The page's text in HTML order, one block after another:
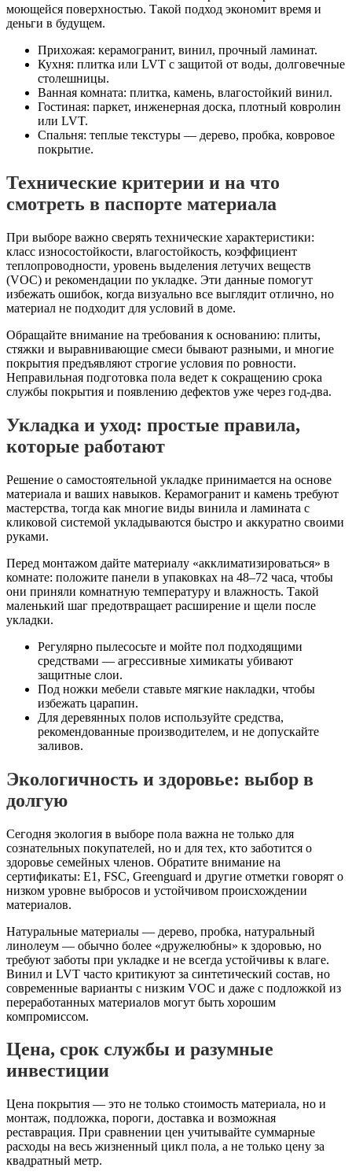
моющейся поверхностью. Такой подход экономит время и
деньги в будущем.
Прихожая: керамогранит, винил, прочный ламинат.
Кухня: плитка или LVT с защитой от воды, долговечные
столешницы.
Ванная комната: плитка, камень, влагостойкий винил.
Гостиная: паркет, инженерная доска, плотный ковролин
или LVT.
Спальня: теплые текстуры — дерево, пробка, ковровое
покрытие.
Технические критерии и на что
смотреть в паспорте материала
При выборе важно сверять технические характеристики:
класс износостойкости, влагостойкость, коэффициент
теплопроводности, уровень выделения летучих веществ
(VOC) и рекомендации по укладке. Эти данные помогут
избежать ошибок, когда визуально все выглядит отлично, но
материал не подходит для условий в доме.
Обращайте внимание на требования к основанию: плиты,
стяжки и выравнивающие смеси бывают разными, и многие
покрытия предъявляют строгие условия по ровности.
Неправильная подготовка пола ведет к сокращению срока
службы покрытия и появлению дефектов уже через год-два.
Укладка и уход: простые правила,
которые работают
Решение о самостоятельной укладке принимается на основе
материала и ваших навыков. Керамогранит и камень требуют
мастерства, тогда как многие виды винила и ламината с
кликовой системой укладываются быстро и аккуратно своими
руками.
Перед монтажом дайте материалу «акклиматизироваться» в
комнате: положите панели в упаковках на 48–72 часа, чтобы
они приняли комнатную температуру и влажность. Такой
маленький шаг предотвращает расширение и щели после
укладки.
Регулярно пылесосьте и мойте пол подходящими
средствами — агрессивные химикаты убивают
защитные слои.
Под ножки мебели ставьте мягкие накладки, чтобы
избежать царапин.
Для деревянных полов используйте средства,
рекомендованные производителем, и не допускайте
заливов.
Экологичность и здоровье: выбор в
долгую
Сегодня экология в выборе пола важна не только для
сознательных покупателей, но и для тех, кто заботится о
здоровье семейных членов. Обратите внимание на
сертификаты: E1, FSC, Greenguard и другие отметки говорят о
низком уровне выбросов и устойчивом происхождении
материалов.
Натуральные материалы — дерево, пробка, натуральный
линолеум — обычно более «дружелюбны» к здоровью, но
требуют заботы при укладке и не всегда устойчивы к влаге.
Винил и LVT часто критикуют за синтетический состав, но
современные варианты с низким VOC и даже с подложкой из
переработанных материалов могут быть хорошим
компромиссом.
Цена, срок службы и разумные
инвестиции
Цена покрытия — это не только стоимость материала, но и
монтаж, подложка, пороги, доставка и возможная
реставрация. При сравнении цен учитывайте суммарные
расходы на весь жизненный цикл пола, а не только цену за
квадратный метр.